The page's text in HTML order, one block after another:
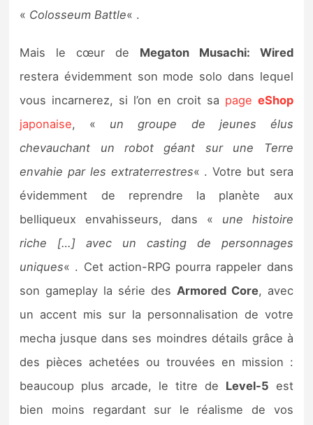
Bons plans
Guides
« Colosseum Battle« .
Mais le cœur de Megaton Musachi: Wired
restera évidemment son mode solo dans lequel
vous incarnerez, si l’on en croit sa page eShop
japonaise, « un groupe de jeunes élus
chevauchant un robot géant sur une Terre
envahie par les extraterrestres« . Votre but sera
évidemment de reprendre la planète aux
belliqueux envahisseurs, dans « une histoire
riche […] avec un casting de personnages
uniques« . Cet action-RPG pourra rappeler dans
son gameplay la série des Armored Core, avec
un accent mis sur la personnalisation de votre
mecha jusque dans ses moindres détails grâce à
des pièces achetées ou trouvées en mission :
beaucoup plus arcade, le titre de Level-5 est
bien moins regardant sur le réalisme de vos